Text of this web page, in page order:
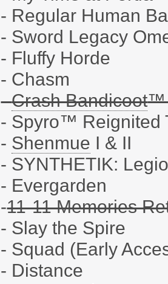
- Regular Human
- Sword Legacy
- Fluffy Horde
- Chasm
-Crash Bandicoot™
- Spyro™ Reignited
- Shenmue I & II
- SYNTHETIK:
- Evergarden
-11-11 Memories
- Slay the Spire
- Squad (Early
- Distance